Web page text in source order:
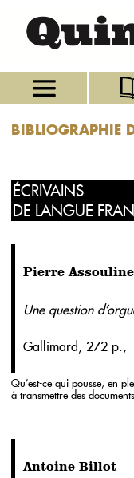
BIBLIOGRAPHIE
ÉCRIVAINS
DE LANGUE
Pierre Assouline
Une question
Gallimard, 272 p.,
Qu’est-ce qui pousse, en
à transmettre des
Antoine Billot